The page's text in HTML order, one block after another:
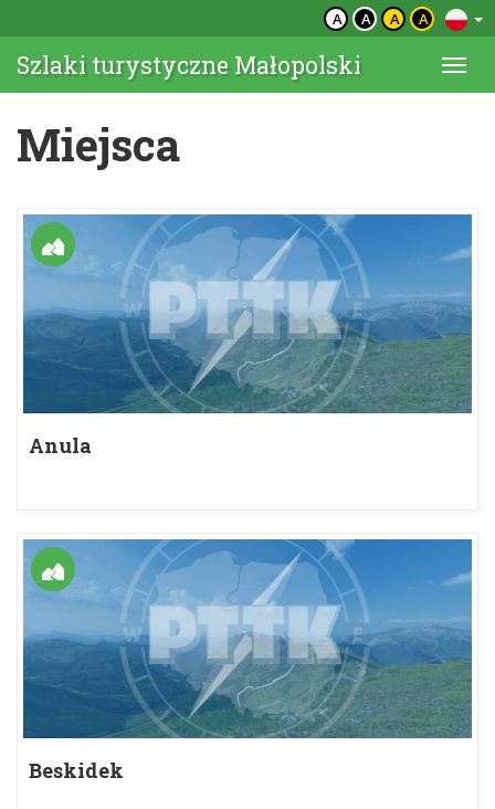
A A A A
Szlaki turystyczne Małopolski
Miejsca
Anula
Beskidek